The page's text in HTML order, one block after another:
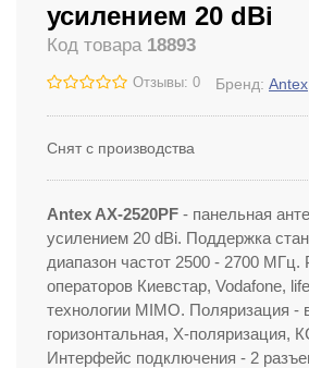
усилением 20 dBi
Код товара 18893
Отзывы: 0 Бренд: Antex
Снят с производства
Antex AX-2520PF - панельная
усилением 20 dBi. Поддержка
диапазон частот 2500 - 2700 МГц.
операторов Киевстар, Vodafone,
технологии MIMO. Поляризация -
горизонтальная, Х-поляризация,
Интерфейс подключения - 2